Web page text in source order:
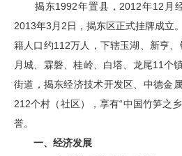
揭东1992年置县，2012年12月经
2013年3月2日，揭东区正式挂牌成立
籍人口约112万人，下辖玉湖、新亨、
月城、霖磐、桂岭、白塔、龙尾11个
街道，揭东经济技术开发区、中德金
212个村（社区），享有“中国竹笋之乡
誉。
一、经济发展